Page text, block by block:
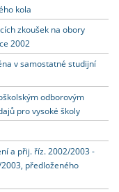
kola
zkoušek na obory
2002
v samostatné studijní
odborovým
pro vysoké školy
a přij. říz. 2002/2003 -
předloženého